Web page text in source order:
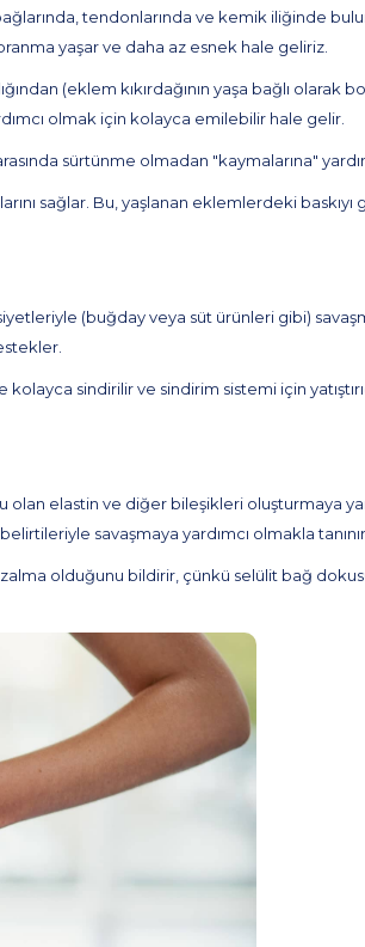
tendonlarında ve kemik iliğinde
yaşar ve daha az esnek hale geliriz.
(eklem kıkırdağının yaşa bağlı olarak
olmak için kolayca emilebilir hale gelir.
sürtünme olmadan "kaymalarına"
sağlar. Bu, yaşlanan eklemlerdeki baskıyı
(buğday veya süt ürünleri gibi)
sindirilir ve sindirim sistemi için
elastin ve diğer bileşikleri oluşturmaya
savaşmaya yardımcı olmakla tanınır.
olduğunu bildirir, çünkü selülit bağ